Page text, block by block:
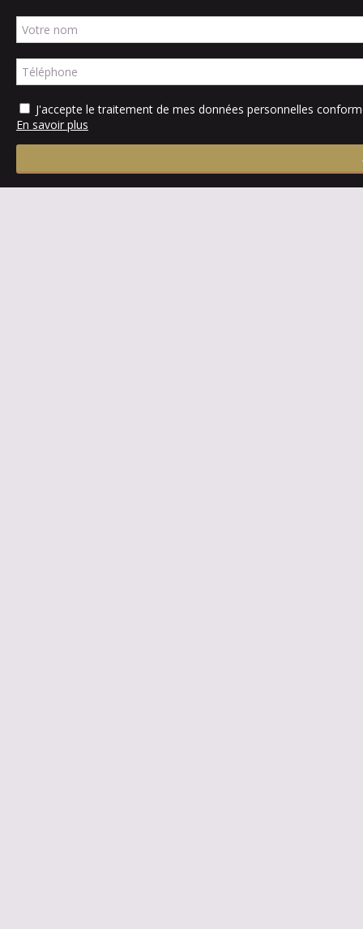
J'accepte le traitement de mes données personnelles
En savoir plus